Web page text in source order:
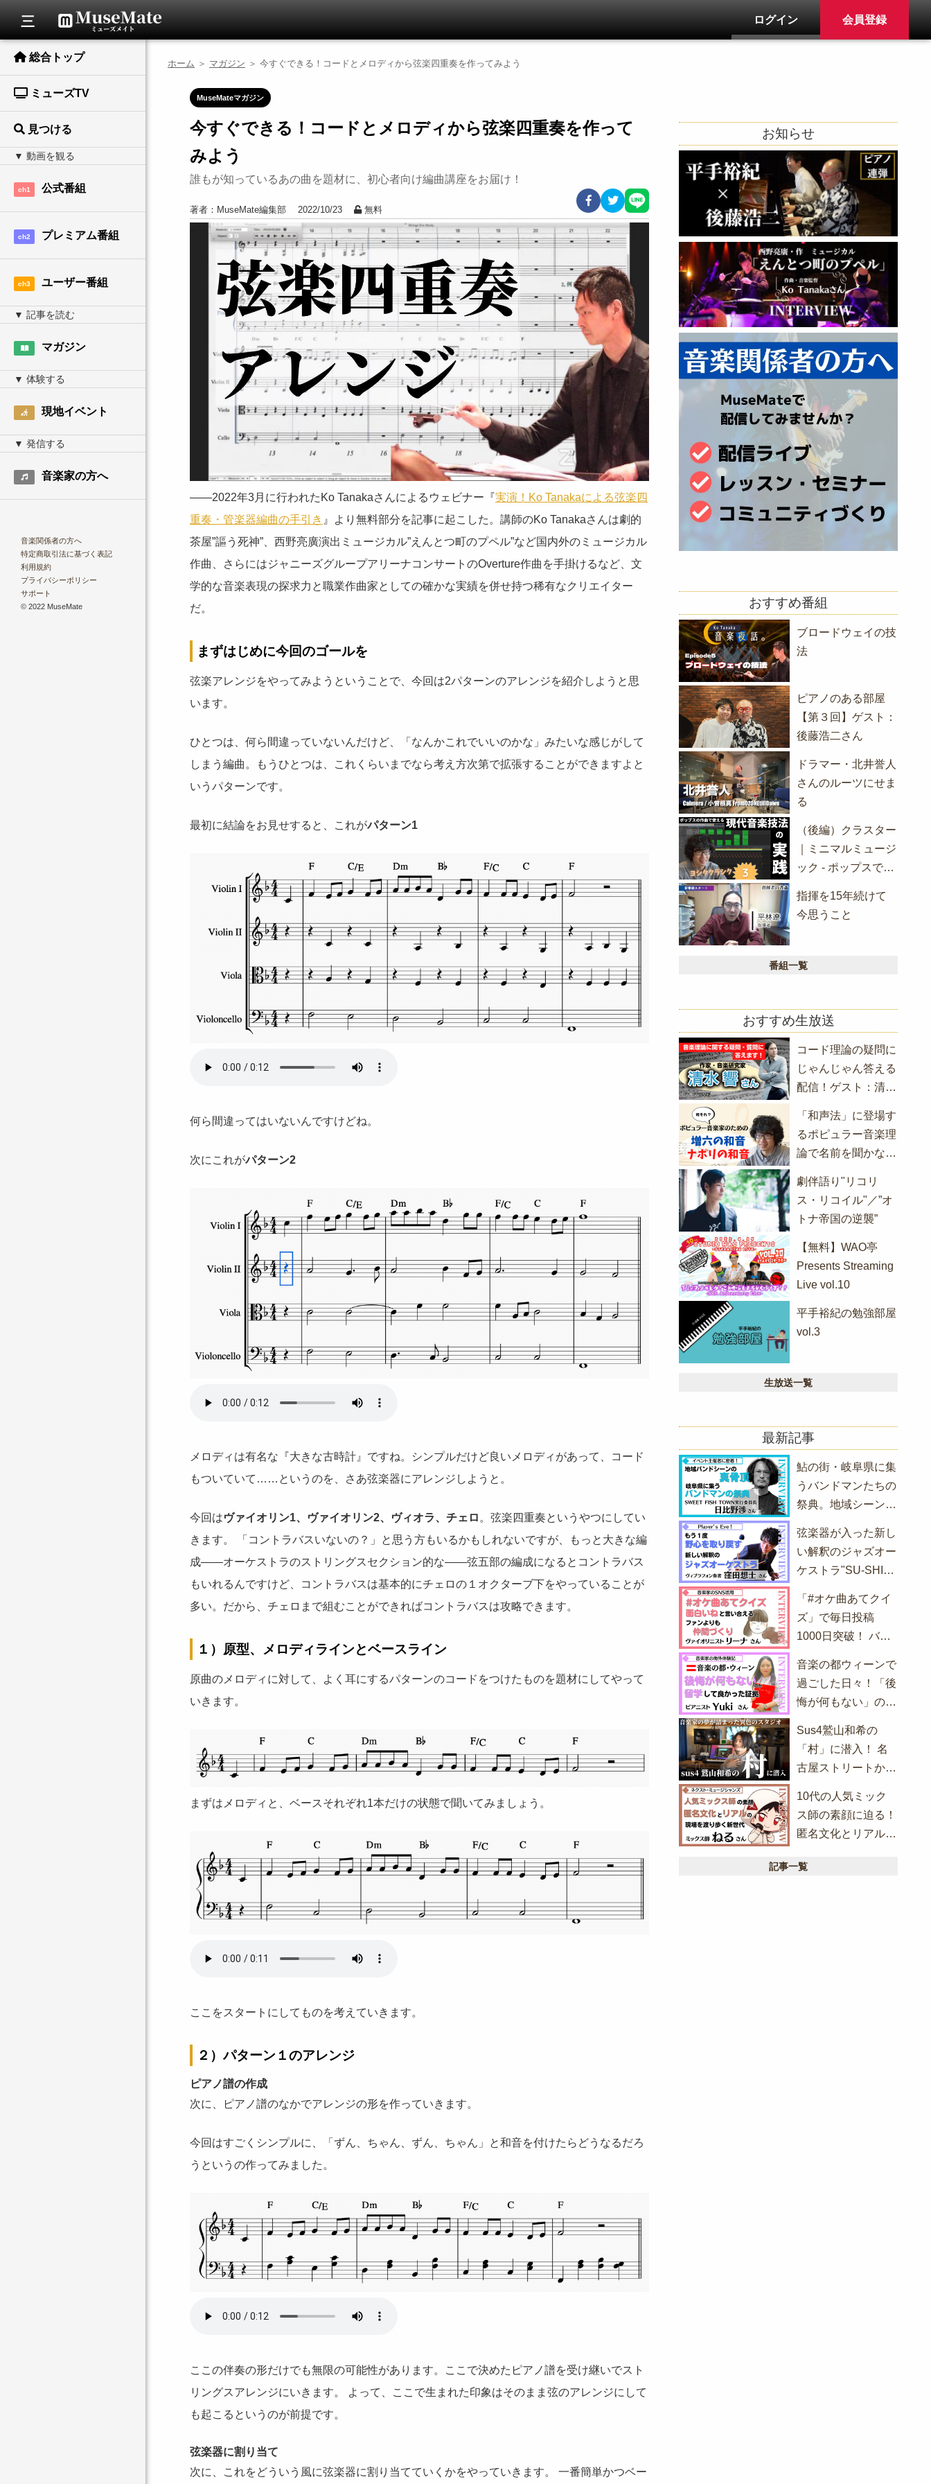
ログイン 会員登録
総合トップ
ミューズTV
見つける
ch1 公式番組
ch2 プレミアム番組
ch3 ユーザー番組
マガジン
現地イベント
音楽家の方へ
音楽関係者の方へ
特定商取引法に基づく表記
利用規約
プライバシーポリシー
サポート
© 2022 MuseMate
ホーム ＞ マガジン ＞ 今すぐできる！コードとメロディから弦楽四重奏を作ってみよう
MuseMateマガジン
今すぐできる！コードとメロディから弦楽四重奏を作って
みよう
誰もが知っているあの曲を題材に、初心者向け編曲講座をお届け！
著者：MuseMate編集部 2022/10/23 無料
――2022年3月に行われたKo Tanakaさんによるウェビナー『実演！Ko Tanakaによる弦楽四
重奏・管楽器編曲の手引き 』より無料部分を記事に起こした。講師のKo Tanakaさんは劇的
茶屋”謳う死神”、西野亮廣演出ミュージカル”えんとつ町のプペル”など国内外のミュージカル
作曲、さらにはジャニーズグループアリーナコンサートのOverture作曲を手掛けるなど、文
学的な音楽表現の探求力と職業作曲家としての確かな実績を併せ持つ稀有なクリエイター
だ。
まずはじめに今回のゴールを
弦楽アレンジをやってみようということで、今回は2パターンのアレンジを紹介しようと思
います。
ひとつは、何ら間違っていないんだけど、「なんかこれでいいのかな」みたいな感じがして
しまう編曲。もうひとつは、これくらいまでなら考え方次第で拡張することができますよと
いうパターンです。
最初に結論をお見せすると、これがパターン1
何ら間違ってはいないんですけどね。
次にこれがパターン2
メロディは有名な『大きな古時計』ですね。シンプルだけど良いメロディがあって、コード
もついていて……というのを、さあ弦楽器にアレンジしようと。
今回はヴァイオリン1、ヴァイオリン2、ヴィオラ、チェロ 。弦楽四重奏というやつにしてい
きます。 「コントラバスいないの？」と思う方もいるかもしれないですが、もっと大きな編
成――オーケストラのストリングスセクション的な――弦五部の編成になるとコントラバス
もいれるんですけど、コントラバスは基本的にチェロの１オクターブ下をやっていることが
多い。だから、チェロまで組むことができればコントラバスは攻略できます。
１）原型、メロディラインとベースライン
原曲のメロディに対して、よく耳にするパターンのコードをつけたものを題材にしてやって
いきます。
まずはメロディと、ベースそれぞれ1本だけの状態で聞いてみましょう。
ここをスタートにしてものを考えていきます。
２）パターン１のアレンジ
ピアノ譜の作成
次に、ピアノ譜のなかでアレンジの形を作っていきます。
今回はすごくシンプルに、「ずん、ちゃん、ずん、ちゃん」と和音を付けたらどうなるだろ
うというの作ってみました。
ここの伴奏の形だけでも無限の可能性があります。ここで決めたピアノ譜を受け継いでスト
リングスアレンジにいきます。 よって、ここで生まれた印象はそのまま弦のアレンジにして
も起こるというのが前提です。
弦楽器に割り当て
次に、これをどういう風に弦楽器に割り当てていくかをやっていきます。 一番簡単かつベー
お知らせ
おすすめ番組
ブロードウェイの技
法
ピアノのある部屋
【第３回】ゲスト：
後藤浩二さん
ドラマー・北井誉人
さんのルーツにせま
る
（後編）クラスター
｜ミニマルミュージ
ック - ポップスでも
法の実践
指揮を15年続けて
今思うこと
番組一覧
おすすめ生放送
コード理論の疑問に
じゃんじゃん答える
配信！ゲスト：清水
論大全』著者）
「和声法」に登場す
るポピュラー音楽理
論で名前を聞かない
劇伴語り"リコリ
ス・リコイル"／”オ
トナ帝国の逆襲”
【無料】WAO亭
Presents Streaming
Live vol.10
平手裕紀の勉強部屋
vol.3
生放送一覧
最新記事
鮎の街・岐阜県に集
うバンドマンたちの
祭典。地域シーンの
幕間近！
弦楽器が入った新し
い解釈のジャズオー
ケストラ"SU-SHI-
Orchestra"の初公演
が迫る！
「#オケ曲あてクイ
ズ」で毎日投稿
1000日突破！ バイ
さんのSNS活用術
とは？
音楽の都ウィーンで
過ごした日々！「後
悔が何もない」のが
Sus4鷲山和希の
「村」に潜入！ 名
古屋ストリートから
ンにかける思いとこ
だわり
10代の人気ミック
ス師の素顔に迫る！
匿名文化とリアルの
代に注目
記事一覧